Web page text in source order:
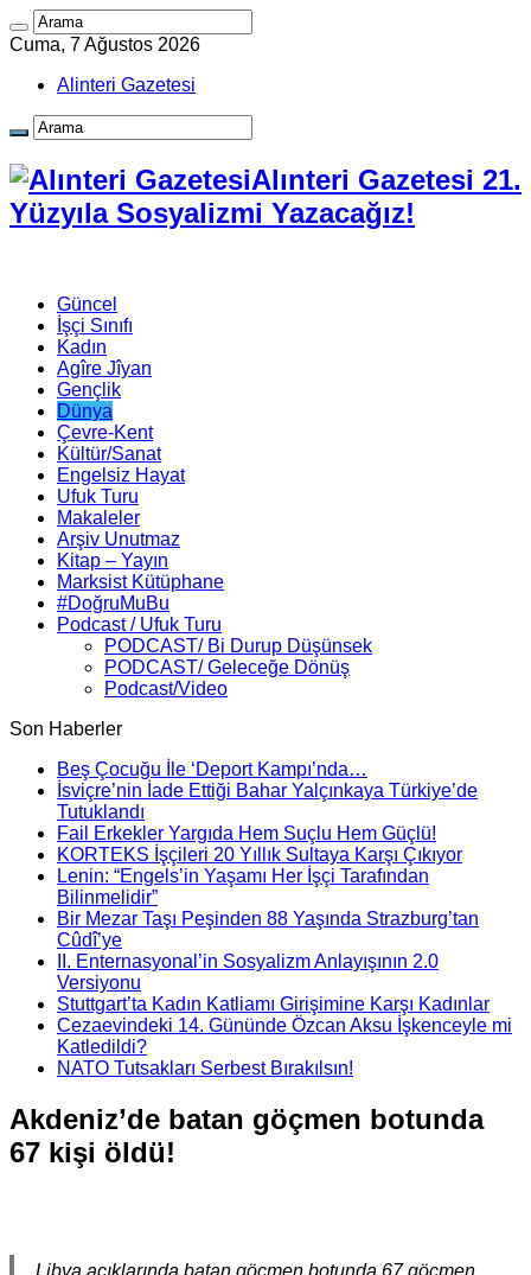
Cuma, 7 Ağustos 2026
Alinteri Gazetesi
Alınteri Gazetesi 21.
Yüzyıla Sosyalizmi Yazacağız!
Güncel
İşçi Sınıfı
Kadın
Agîre Jîyan
Gençlik
Dünya
Çevre-Kent
Kültür/Sanat
Engelsiz Hayat
Ufuk Turu
Makaleler
Arşiv Unutmaz
Kitap – Yayın
Marksist Kütüphane
#DoğruMuBu
Podcast / Ufuk Turu
PODCAST/ Bi Durup Düşünsek
PODCAST/ Geleceğe Dönüş
Podcast/Video
Son Haberler
Beş Çocuğu İle ‘Deport Kampı’nda…
İsviçre’nin İade Ettiği Bahar Yalçınkaya Türkiye’de
Tutuklandı
Fail Erkekler Yargıda Hem Suçlu Hem Güçlü!
KORTEKS İşçileri 20 Yıllık Sultaya Karşı Çıkıyor
Lenin: “Engels’in Yaşamı Her İşçi Tarafından
Bilinmelidir”
Bir Mezar Taşı Peşinden 88 Yaşında Strazburg’tan
Cûdî’ye
II. Enternasyonal’in Sosyalizm Anlayışının 2.0
Versiyonu
Stuttgart’ta Kadın Katliamı Girişimine Karşı Kadınlar
Cezaevindeki 14. Gününde Özcan Aksu İşkenceyle mi
Katledildi?
NATO Tutsakları Serbest Bırakılsın!
Akdeniz’de batan göçmen botunda
67 kişi öldü!
Libya açıklarında batan göçmen botunda 67 göçmen